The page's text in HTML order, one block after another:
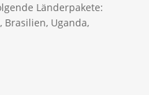
Länderpakete:
Uganda,